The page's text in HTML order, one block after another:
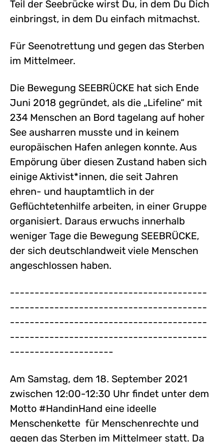
Teil der Seebrücke wirst Du, in dem Du Dich
einbringst, in dem Du einfach mitmachst.
Für Seenotrettung und gegen das Sterben
im Mittelmeer.
Die Bewegung SEEBRÜCKE hat sich Ende
Juni 2018 gegründet, als die „Lifeline“ mit
234 Menschen an Bord tagelang auf hoher
See ausharren musste und in keinem
europäischen Hafen anlegen konnte. Aus
Empörung über diesen Zustand haben sich
einige Aktivist*innen, die seit Jahren
ehren- und hauptamtlich in der
Geflüchtetenhilfe arbeiten, in einer Gruppe
organisiert. Daraus erwuchs innerhalb
weniger Tage die Bewegung SEEBRÜCKE,
der sich deutschlandweit viele Menschen
angeschlossen haben.
----------------------------------------
----------------------------------------
----------------------------------------
----------------------------------------
---------------------
Am Samstag, dem 18. September 2021
zwischen 12:00-12:30 Uhr findet unter dem
Motto #HandinHand eine ideelle
Menschenkette für Menschenrechte und
gegen das Sterben im Mittelmeer statt. Da